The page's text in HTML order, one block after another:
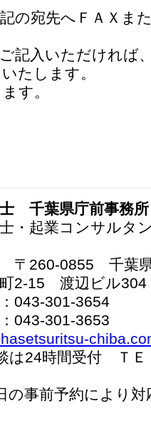
の宛先へＦＡＸま
記入いただければ
たします。
す。
千葉県庁前事務所
・起業コンサルタ
〒260-0855 千葉
2-15 渡辺ビル304
043-301-3654
043-301-3653
は24時間受付 ＴＥ
の事前予約により